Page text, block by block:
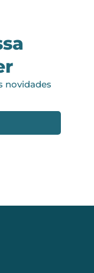
novidades